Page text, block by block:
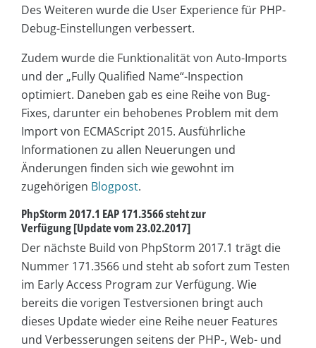
Des Weiteren wurde die User Experience für PHP-
Debug-Einstellungen verbessert.
Zudem wurde die Funktionalität von Auto-Imports
und der „Fully Qualified Name“-Inspection
optimiert. Daneben gab es eine Reihe von Bug-
Fixes, darunter ein behobenes Problem mit dem
Import von ECMAScript 2015. Ausführliche
Informationen zu allen Neuerungen und
Änderungen finden sich wie gewohnt im
zugehörigen Blogpost.
PhpStorm 2017.1 EAP 171.3566 steht zur
Verfügung [Update vom 23.02.2017]
Der nächste Build von PhpStorm 2017.1 trägt die
Nummer 171.3566 und steht ab sofort zum Testen
im Early Access Program zur Verfügung. Wie
bereits die vorigen Testversionen bringt auch
dieses Update wieder eine Reihe neuer Features
und Verbesserungen seitens der PHP-, Web- und